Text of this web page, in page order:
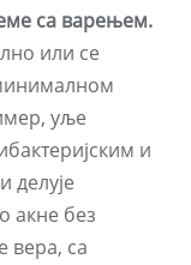
са варењем.
или се
уље
и
делује
акне без
вера, са